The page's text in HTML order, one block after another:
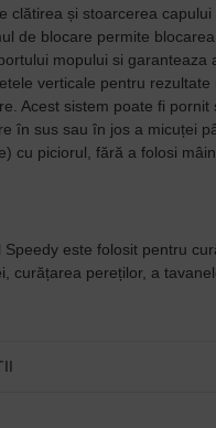
clătirea și stoarcerea
de blocare permite
mopului si garanteaza
verticale pentru rezultate
Acest sistem poate fi pornit
în sus sau în jos a micuței
cu piciorul, fără a folosi
Speedy este folosit pentru
curățarea pereților, a